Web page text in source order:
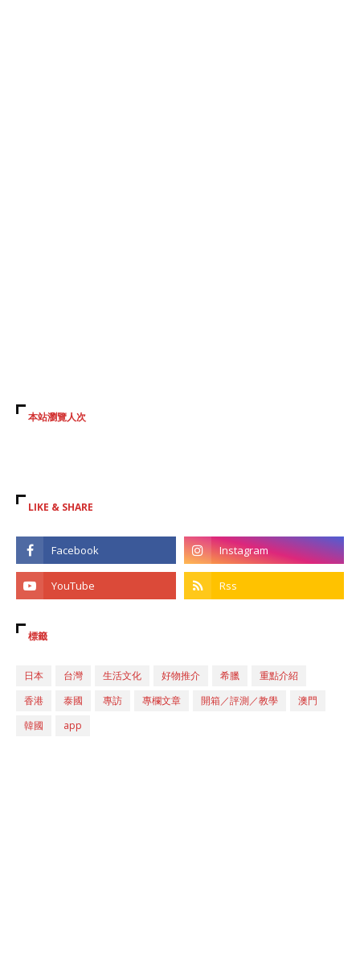
本站瀏覽人次
LIKE & SHARE
標籤
日本 台灣 生活文化 好物推介 希臘
重點介紹
香港
泰國 專訪 專欄文章 開箱／評測／教學
澳門
韓國
app